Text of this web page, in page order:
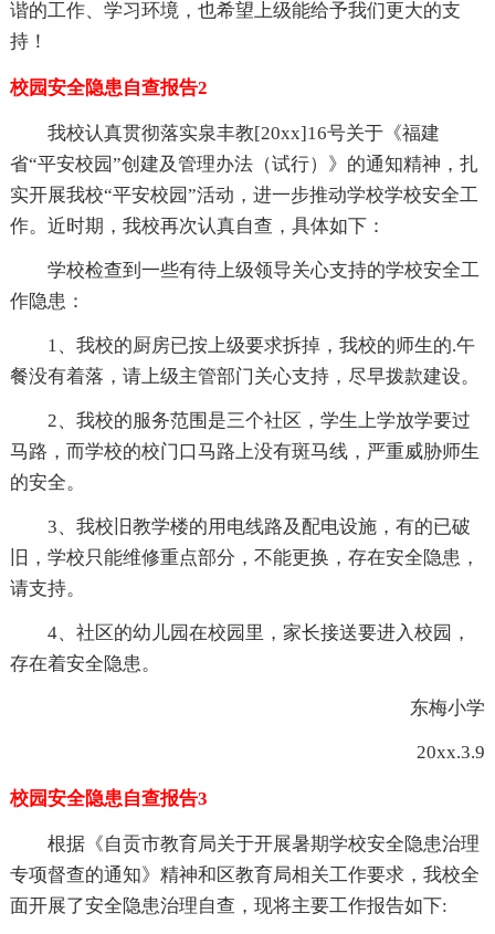
谐的工作、学习环境，也希望上级能给予我们更大的支
持！
校园安全隐患自查报告2
我校认真贯彻落实泉丰教[20xx]16号关于《福建
省“平安校园”创建及管理办法（试行）》的通知精神，扎
实开展我校“平安校园”活动，进一步推动学校学校安全工
作。近时期，我校再次认真自查，具体如下：
学校检查到一些有待上级领导关心支持的学校安全工
作隐患：
1、我校的厨房已按上级要求拆掉，我校的师生的.午
餐没有着落，请上级主管部门关心支持，尽早拨款建设。
2、我校的服务范围是三个社区，学生上学放学要过
马路，而学校的校门口马路上没有斑马线，严重威胁师生
的安全。
3、我校旧教学楼的用电线路及配电设施，有的已破
旧，学校只能维修重点部分，不能更换，存在安全隐患，
请支持。
4、社区的幼儿园在校园里，家长接送要进入校园，
存在着安全隐患。
东梅小学
20xx.3.9
校园安全隐患自查报告3
根据《自贡市教育局关于开展暑期学校安全隐患治理
专项督查的通知》精神和区教育局相关工作要求，我校全
面开展了安全隐患治理自查，现将主要工作报告如下: